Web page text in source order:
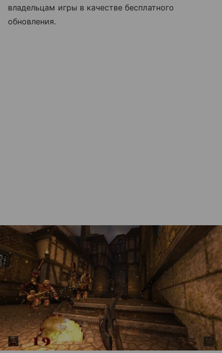
владельцам игры в качестве бесплатного
обновления.